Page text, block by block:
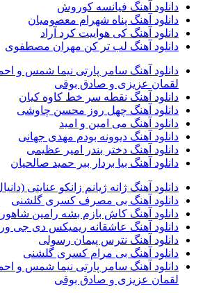
مهدی جهانی39
احمد سعیدی39
امین فیاض39
حامد همایون38
بهنام صفوی
شادمهر عقیلی37
پیوند36
راغب36
رضا شیری36
علی زند وکیلی35
علی عباسی33
علی زارعی33
علی ارشدی33
سینا شعبانخانی
سیامک عباسی32
حمید هیراد32
شهرام شکوهی32
امین رستمی31
احمد صفایی31
یاسر محمودی31
امو بند31
حجت درولی31
دانلود آهنگ فیانسه کوروش
دانلود آهنگ پناه شهرام معصومیان
دانلود آهنگ کی هواییت کرد آراد
دانلود آهنگ لب تر کن مهران مصطفوی
دانلود آهنگ سامر پارتی نیما شمس و
لقمان عزیزی و صادق بوقی
دانلود آهنگ نقطه سر خط کاوه کیان
دانلود آهنگ چهل روز محسن چاوشی
دانلود آهنگ می امین و امید
دانلود آهنگ دیوونه بودم مهدی جهانی
دانلود آهنگ دختر بندر امیر عظیمی
دانلود آهنگ بیا بردار ببر حمید صالحیان
دانلود آهنگ ژانه ژیانم زانکو عنایتی
دانلود آهنگ بی مصرف کسری گلشنی
دانلود آهنگ کاش بازم بشه رامین
دانلود آهنگ عاشقانه ریمیکس دی جی
دانلود آهنگ نترس پیمان رسولی
دانلود آهنگ بی مرام کسری گلشنی
دانلود آهنگ سامر پارتی نیما شمس و
لقمان عزیزی و صادق بوقی